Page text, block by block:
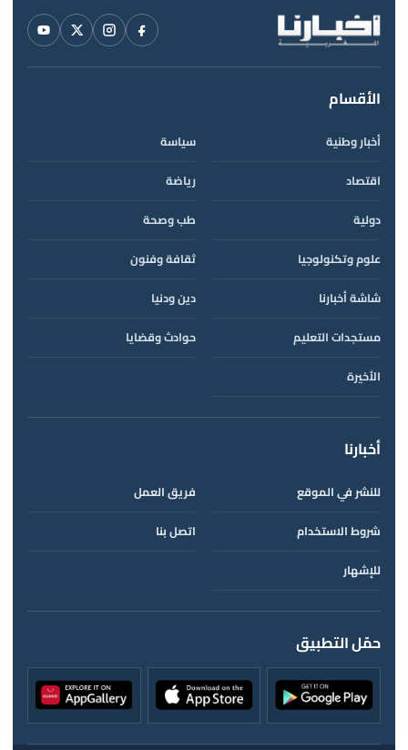
الأقسام
أخبار وطنية
سياسة
اقتصاد
رياضة
دولية
طب وصحة
علوم وتكنولوجيا
ثقافة وفنون
شاشة أخبارنا
دين ودنيا
مستجدات التعليم
حوادث وقضايا
الأخيرة
أخبارنا
للنشر في الموقع
فريق العمل
شروط الاستخدام
اتصل بنا
للإشهار
حمّل التطبيق